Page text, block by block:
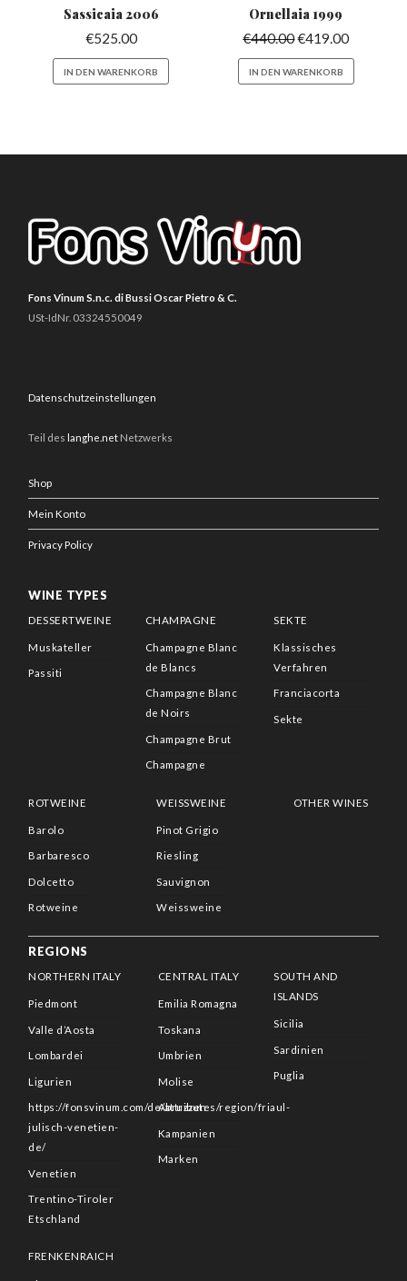
Sassicaia 2006
€525.00
IN DEN WARENKORB
Ornellaia 1999
€440.00€419.00
IN DEN WARENKORB
Fons Vinum S.n.c. di Bussi Oscar Pietro & C.
USt-IdNr. 03324550049
Datenschutzeinstellungen
Teil des langhe.net Netzwerks
Shop
Mein Konto
Privacy Policy
WINE TYPES
DESSERTWEINE
Muskateller
Passiti
CHAMPAGNE
Champagne Blanc
de Blancs
Champagne Blanc
de Noirs
Champagne Brut
Champagne
SEKTE
Klassisches
Verfahren
Franciacorta
Sekte
ROTWEINE
Barolo
Barbaresco
Dolcetto
Rotweine
WEISSWEINE
Pinot Grigio
Riesling
Sauvignon
Weissweine
OTHER WINES
REGIONS
NORTHERN ITALY
Piedmont
Valle d’Aosta
Lombardei
Ligurien
https://fonsvinum.com/de/attributes/region/friaul-
julisch-venetien-
de/
Venetien
Trentino-Tiroler
Etschland
CENTRAL ITALY
Emilia Romagna
Toskana
Umbrien
Molise
Abruzzen
Kampanien
Marken
SOUTH AND
ISLANDS
Sicilia
Sardinien
Puglia
FRENKENRAICH